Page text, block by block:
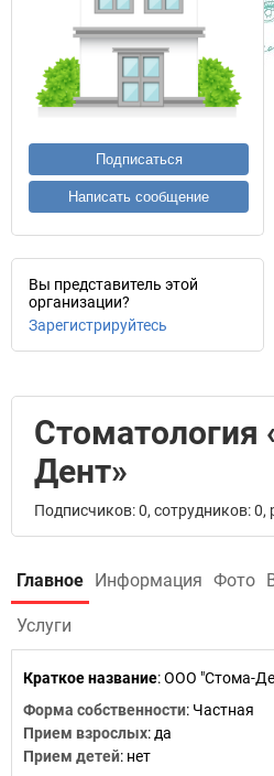
Подписаться
Написать сообщение
Вы представитель этой
организации?
Зарегистрируйтесь
Стоматология
Дент»
Подписчиков: 0, сотрудников: 0,
Главное Информация Фото
Услуги
Краткое название:ООО "Стома-
Форма собственности: Частная
Прием взрослых: да
Прием детей: нет